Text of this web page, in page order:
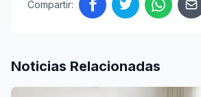
Compartir:
Noticias Relacionadas